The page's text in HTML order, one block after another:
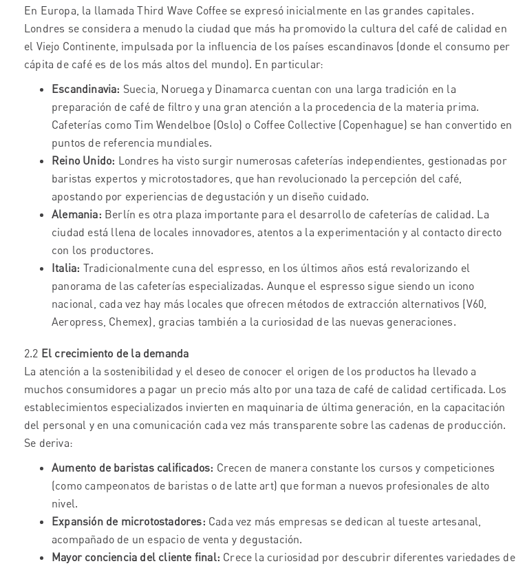
En Europa, la llamada Third Wave Coffee se expresó inicialmente en las grandes capitales.
Londres se considera a menudo la ciudad que más ha promovido la cultura del café de calidad en
el Viejo Continente, impulsada por la influencia de los países escandinavos (donde el consumo per
cápita de café es de los más altos del mundo). En particular:
Escandinavia: Suecia, Noruega y Dinamarca cuentan con una larga tradición en la
preparación de café de filtro y una gran atención a la procedencia de la materia prima.
Cafeterías como Tim Wendelboe (Oslo) o Coffee Collective (Copenhague) se han convertido en
puntos de referencia mundiales.
Reino Unido: Londres ha visto surgir numerosas cafeterías independientes, gestionadas por
baristas expertos y microtostadores, que han revolucionado la percepción del café,
apostando por experiencias de degustación y un diseño cuidado.
Alemania: Berlín es otra plaza importante para el desarrollo de cafeterías de calidad. La
ciudad está llena de locales innovadores, atentos a la experimentación y al contacto directo
con los productores.
Italia: Tradicionalmente cuna del espresso, en los últimos años está revalorizando el
panorama de las cafeterías especializadas. Aunque el espresso sigue siendo un icono
nacional, cada vez hay más locales que ofrecen métodos de extracción alternativos (V60,
Aeropress, Chemex), gracias también a la curiosidad de las nuevas generaciones.
2.2 El crecimiento de la demanda
La atención a la sostenibilidad y el deseo de conocer el origen de los productos ha llevado a
muchos consumidores a pagar un precio más alto por una taza de café de calidad certificada. Los
establecimientos especializados invierten en maquinaria de última generación, en la capacitación
del personal y en una comunicación cada vez más transparente sobre las cadenas de producción.
Se deriva:
Aumento de baristas calificados: Crecen de manera constante los cursos y competiciones
(como campeonatos de baristas o de latte art) que forman a nuevos profesionales de alto
nivel.
Expansión de microtostadores: Cada vez más empresas se dedican al tueste artesanal,
acompañado de un espacio de venta y degustación.
Mayor conciencia del cliente final: Crece la curiosidad por descubrir diferentes variedades de